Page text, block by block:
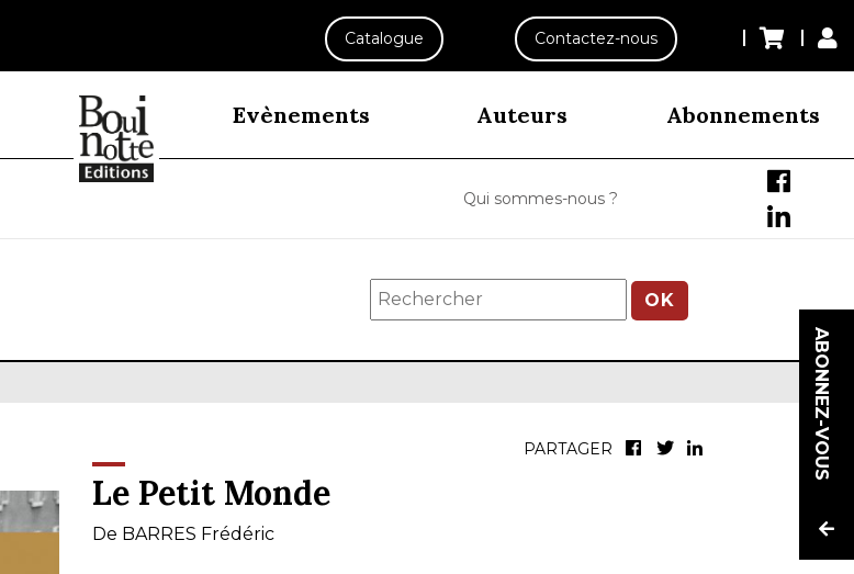
Catalogue Contactez-nous
Evènements Auteurs Abonnements
Qui sommes-nous ?
OK
ABONNEZ-VOUS
Le Petit Monde
De BARRES Frédéric
PARTAGER